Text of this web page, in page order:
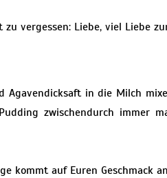
vergessen: Liebe, viel Liebe
Agavendicksaft in die Milch
zwischendurch immer
kommt auf Euren Geschmack